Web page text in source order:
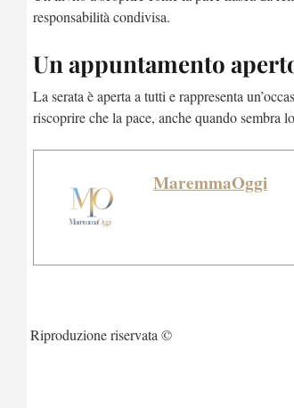
responsabilità condivisa.
Un appuntamento
La serata è aperta a tutti e rappresenta
riscoprire che la pace, anche quando sembra
MaremmaOggi
Riproduzione riservata ©